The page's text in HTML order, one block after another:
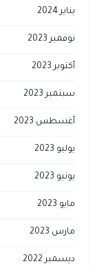
يناير 2024
نوفمبر 2023
أكتوبر 2023
سبتمبر 2023
أغسطس 2023
يوليو 2023
يونيو 2023
مايو 2023
مارس 2023
ديسمبر 2022